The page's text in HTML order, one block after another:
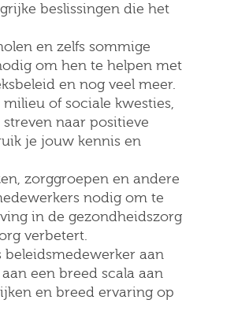
beslissingen die het
en zelfs sommige
om hen te helpen met
en nog veel meer.
of sociale kwesties,
naar positieve
je jouw kennis en
zorggroepen en andere
nodig om te
in de gezondheidszorg
verbetert.
beleidsmedewerker aan
een breed scala aan
en breed ervaring op